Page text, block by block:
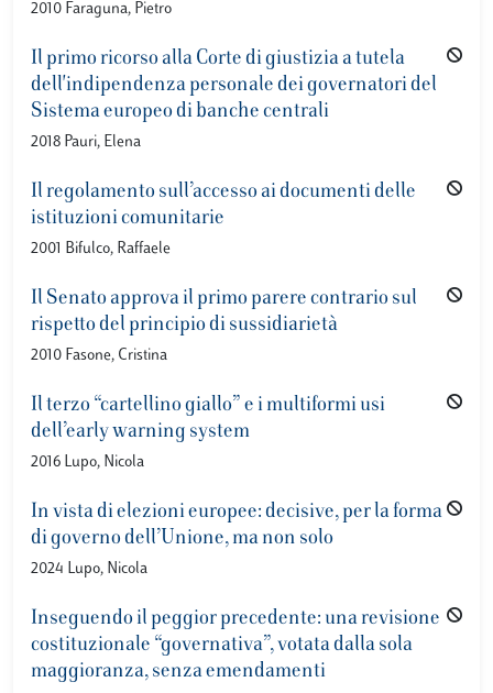
2010 Faraguna, Pietro
Il primo ricorso alla Corte di giustizia a tutela
dell'indipendenza personale dei governatori del
Sistema europeo di banche centrali
2018 Pauri, Elena
Il regolamento sull’accesso ai documenti delle
istituzioni comunitarie
2001 Bifulco, Raffaele
Il Senato approva il primo parere contrario sul
rispetto del principio di sussidiarietà
2010 Fasone, Cristina
Il terzo “cartellino giallo” e i multiformi usi
dell’early warning system
2016 Lupo, Nicola
In vista di elezioni europee: decisive, per la forma
di governo dell’Unione, ma non solo
2024 Lupo, Nicola
Inseguendo il peggior precedente: una revisione
costituzionale “governativa”, votata dalla sola
maggioranza, senza emendamenti